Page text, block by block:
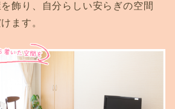
飾り、自分らしい安らぎの空間
ます。